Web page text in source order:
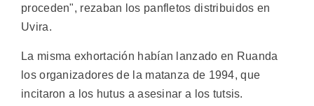
proceden", rezaban los panfletos distribuidos en
Uvira.
La misma exhortación habían lanzado en Ruanda
los organizadores de la matanza de 1994, que
incitaron a los hutus a asesinar a los tutsis.